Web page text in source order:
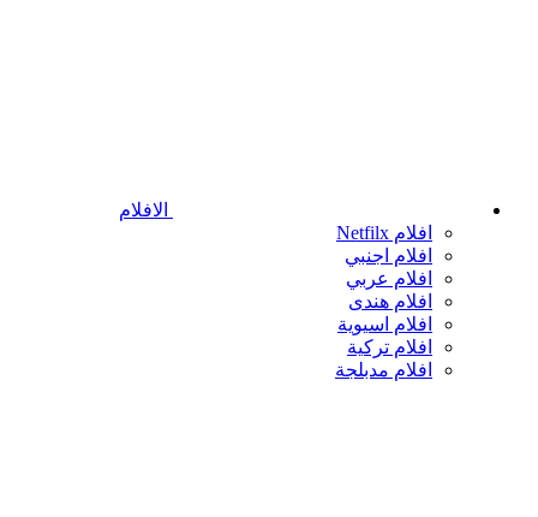
الافلام
افلام Netfilx
افلام اجنبي
افلام عربي
افلام هندى
افلام اسيوية
افلام تركية
افلام مدبلجة